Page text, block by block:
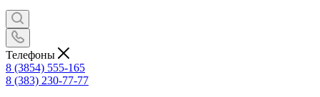
Телефоны
8 (3854) 555-165
8 (383) 230-77-77